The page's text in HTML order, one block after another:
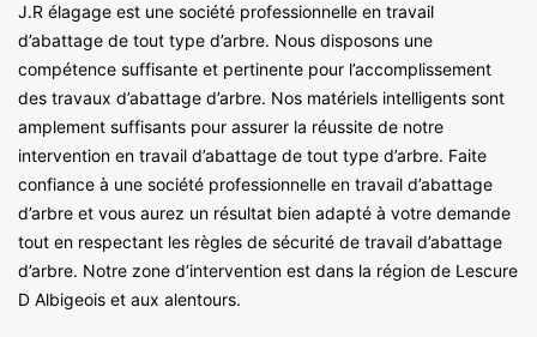
J.R élagage est une société professionnelle en travail
d’abattage de tout type d’arbre. Nous disposons une
compétence suffisante et pertinente pour l’accomplissement
des travaux d’abattage d’arbre. Nos matériels intelligents sont
amplement suffisants pour assurer la réussite de notre
intervention en travail d’abattage de tout type d’arbre. Faite
confiance à une société professionnelle en travail d’abattage
d’arbre et vous aurez un résultat bien adapté à votre demande
tout en respectant les règles de sécurité de travail d’abattage
d’arbre. Notre zone d’intervention est dans la région de Lescure
D Albigeois et aux alentours.